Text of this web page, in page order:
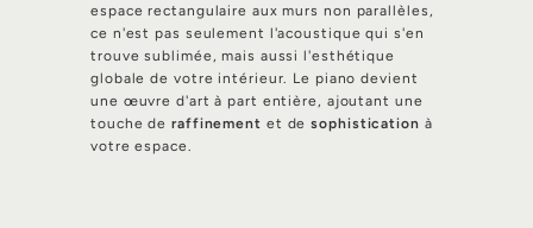
espace rectangulaire aux murs non parallèles,
ce n'est pas seulement l'acoustique qui s'en
trouve sublimée, mais aussi l'esthétique
globale de votre intérieur. Le piano devient
une œuvre d'art à part entière, ajoutant une
touche deraffinement et desophistication à
votre espace.